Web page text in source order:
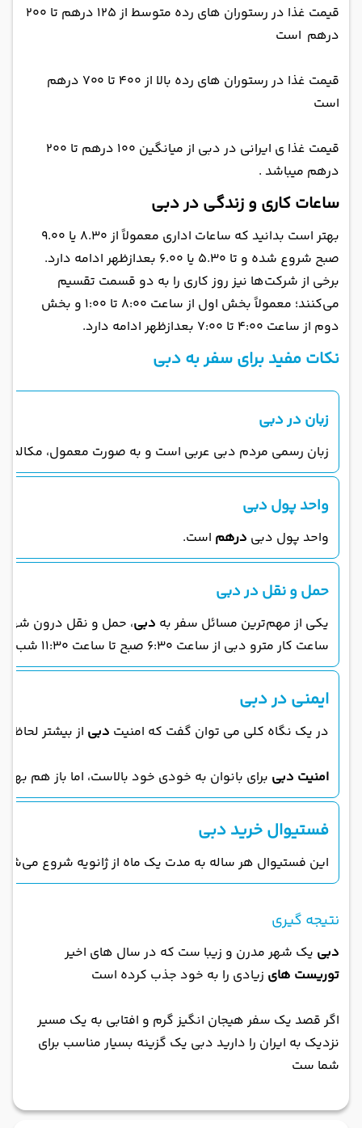
قیمت غذا در رستوران های رده متوسط از ۱۲۵ درهم تا ۲۰۰
درهم است
قیمت غذا در رستوران های رده بالا از ۴۰۰ تا ۷۰۰ درهم
است
قیمت غذا ی ایرانی در دبی از میانگین ۱۰۰ درهم تا ۲۰۰
درهم میباشد .
ساعات کاری و زندگی در دبی
بهتر است بدانید که ساعات اداری معمولاً از ۸.۳۰ یا ۹.۰۰
صبح شروع شده و تا ۵.۳۰ یا ۶.۰۰ بعدازظهر ادامه دارد.
برخی از شرکت‌ها نیز روز کاری را به دو قسمت تقسیم
می‌کنند؛ معمولاً بخش اول از ساعت ۸:۰۰ تا ۱:۰۰ و بخش
دوم از ساعت ۴:۰۰ تا ۷:۰۰ بعدازظهر ادامه دارد.
نکات مفید برای سفر به دبی
زبان در دبی
زبان رسمی مردم دبی عربی است و به صورت معمول، مکالمات
واحد پول دبی
واحد پول دبی درهم است.
حمل و نقل در دبی
یکی از مهم‌ترین مسائل سفر به دبی، حمل و نقل درون شهری
ساعت کار مترو دبی از ساعت ۶:۳۰ صبح تا ساعت ۱۱:۳۰ شب است. مترو دبی ۲ خط دارد: خط قرمز و خط سبز. خط قرمز ۵۲کیلومتر طول و ۲۹ ایستگاه دارد که منطقه‌ی راشدیه در شرق دبی را به منطقه‌ جبل‌علی درغرب وصل می‌کند. بیشتر طول این مسیر روگذر است اما در بخش‌هایی هم زیر زمین است. برای دسترسی به مراکز خرید و فرودگاه می‌توانید از این خط استفاده کنید.
ایمنی در دبی
در یک نگاه کلی می توان گفت که امنیت دبی از بیشتر
امنیت دبی برای بانوان به خودی خود بالاست، اما باز هم
فستیوال خرید دبی
این فستیوال هر ساله به مدت یک ماه از ژانویه شروع
نتیجه گیری
دبی یک شهر مدرن و زیبا ست که در سال های اخیر
توریست های زیادی را به خود جذب کرده است
اگر قصد یک سفر هیجان انگیز گرم و افتابی به یک مسیر
نزدیک به ایران را دارید دبی یک گزینه بسیار مناسب برای
شما ست